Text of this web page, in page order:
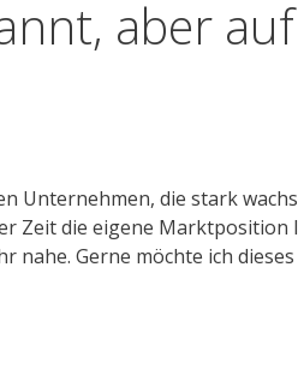
aber
Unternehmen, die stark
Zeit die eigene Marktposition
nahe. Gerne möchte ich